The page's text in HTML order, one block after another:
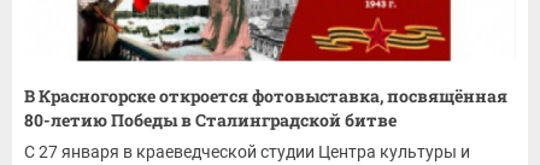
В Красногорске откроется фотовыставка, посвящённая
80-летию Победы в Сталинградской битве
С 27 января в краеведческой студии Центра культуры и